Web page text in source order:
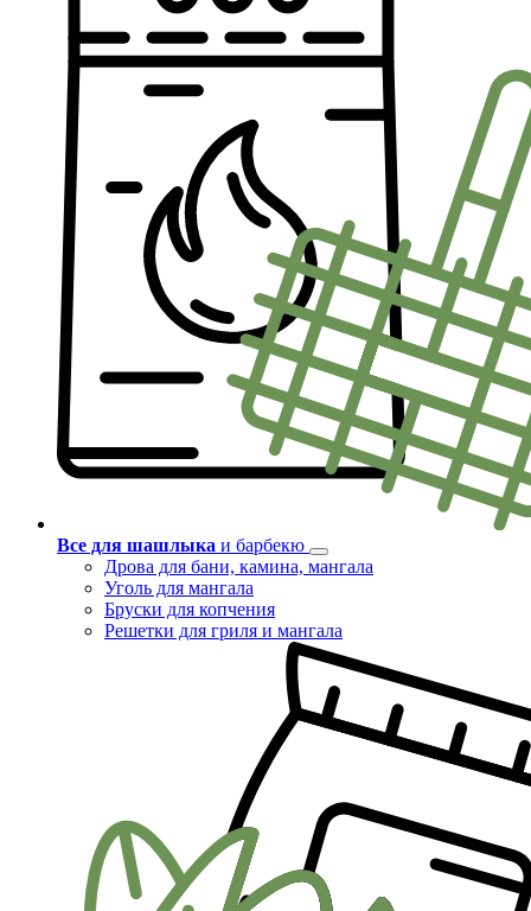
Все для шашлыка и барбекю
Дрова для бани, камина, мангала
Уголь для мангала
Бруски для копчения
Решетки для гриля и мангала